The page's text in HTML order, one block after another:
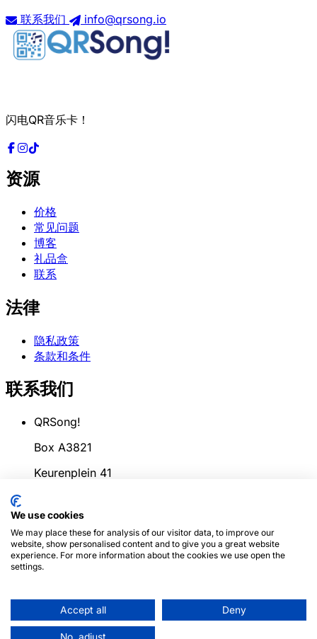
联系我们
info@qrsong.io
闪电QR音乐卡！
资源
价格
常见问题
博客
礼品盒
联系
法律
隐私政策
条款和条件
联系我们
QRSong!
Box A3821
Keurenplein 41
荷兰
info@qrsong.io
条款: 99311917
增值税: 8689.27.764.B.01
We use cookies
We may place these for analysis of our visitor data, to improve our
website, show personalised content and to give you a great website
experience. For more information about the cookies we use open the
settings.
Accept all Deny